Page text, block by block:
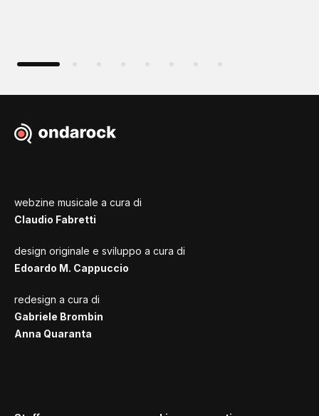
webzine musicale a cura di
Claudio Fabretti
design originale e sviluppo a cura di
Edoardo M. Cappuccio
redesign a cura di
Gabriele Brombin
Anna Quaranta